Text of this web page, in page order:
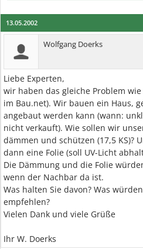
13.05.2002
Wolfgang Doerks
Liebe Experten,
wir haben das gleiche Problem
im Bau.net). Wir bauen ein Haus,
angebaut werden kann (wann:
nicht verkauft). Wie sollen wir
dämmen und schützen (17,5 KS)?
dann eine Folie (soll UV-Licht
Die Dämmung und die Folie
wenn der Nachbar da ist.
Was halten Sie davon? Was
empfehlen?
Vielen Dank und viele Grüße
Ihr W. Doerks